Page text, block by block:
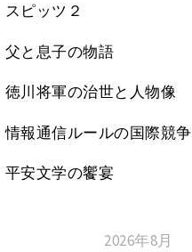
スピッツ２
父と息子の物語
徳川将軍の治世と人物像
情報通信ルールの国際競争
平安文学の饗宴
2026年8月